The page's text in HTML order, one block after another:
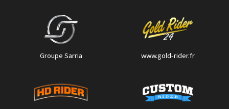
Groupe Sarria www.gold-rider.fr